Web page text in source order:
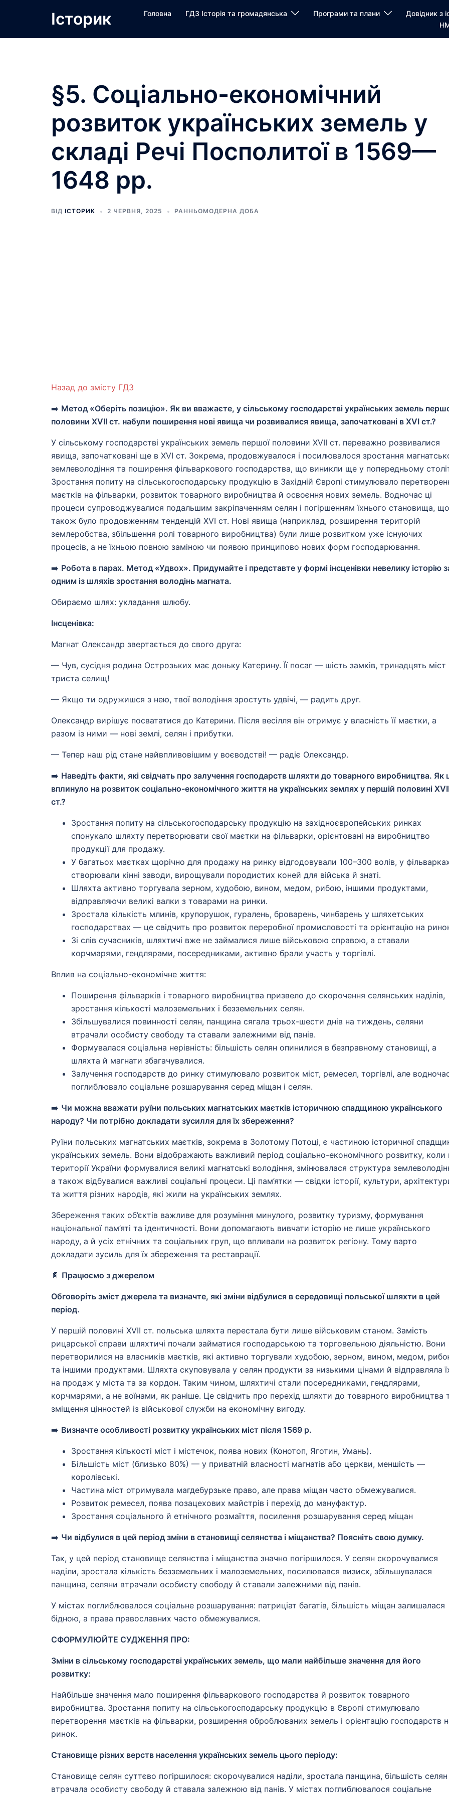
Історик Головна ГДЗ Історія та громадянська Програми та плани
Довідник з
§5. Соціально-економічний
розвиток українських земель у
складі Речі Посполитої в 1569—
1648 рр.
ВІД ІСТОРИК 2 ЧЕРВНЯ, 2025 РАННЬОМОДЕРНА ДОБА
Назад до змісту ГДЗ
➡️ Метод «Оберіть позицію». Як ви вважаєте, у сільському господарстві українських земель
половини XVII ст. набули поширення нові явища чи розвивалися явища, започатковані в XVI ст.?
У сільському господарстві українських земель першої половини XVII ст. переважно розвивалися
явища, започатковані ще в XVI ст. Зокрема, продовжувалося і посилювалося зростання
землеволодіння та поширення фільваркового господарства, що виникли ще у попередньому
Зростання попиту на сільськогосподарську продукцію в Західній Європі стимулювало
маєтків на фільварки, розвиток товарного виробництва й освоєння нових земель. Водночас ці
процеси супроводжувалися подальшим закріпаченням селян і погіршенням їхнього становища, що
також було продовженням тенденцій XVI ст. Нові явища (наприклад, розширення територій
землеробства, збільшення ролі товарного виробництва) були лише розвитком уже існуючих
процесів, а не їхньою повною заміною чи появою принципово нових форм господарювання.
➡️ Робота в парах. Метод «Удвох». Придумайте і представте у формі інсценівки невелику історію
одним із шляхів зростання володінь магната.
Обираємо шлях: укладання шлюбу.
Інсценівка:
Магнат Олександр звертається до свого друга:
— Чув, сусідня родина Острозьких має доньку Катерину. Її посаг — шість замків, тринадцять міст
триста селищ!
— Якщо ти одружишся з нею, твої володіння зростуть удвічі, — радить друг.
Олександр вирішує посвататися до Катерини. Після весілля він отримує у власність її маєтки, а
разом із ними — нові землі, селян і прибутки.
— Тепер наш рід стане найвпливовішим у воєводстві! — радіє Олександр.
➡️ Наведіть факти, які свідчать про залучення господарств шляхти до товарного виробництва. Як
вплинуло на розвиток соціально-економічного життя на українських землях у першій половині
ст.?
Зростання попиту на сільськогосподарську продукцію на західноєвропейських ринках
спонукало шляхту перетворювати свої маєтки на фільварки, орієнтовані на виробництво
продукції для продажу.
У багатьох маєтках щорічно для продажу на ринку відгодовували 100–300 волів, у
створювали кінні заводи, вирощували породистих коней для війська й знаті.
Шляхта активно торгувала зерном, худобою, вином, медом, рибою, іншими продуктами,
відправляючи великі валки з товарами на ринки.
Зростала кількість млинів, крупорушок, гуралень, броварень, чинбарень у шляхетських
господарствах — це свідчить про розвиток переробної промисловості та орієнтацію на
Зі слів сучасників, шляхтичі вже не займалися лише військовою справою, а ставали
корчмарями, гендлярами, посередниками, активно брали участь у торгівлі.
Вплив на соціально-економічне життя:
Поширення фільварків і товарного виробництва призвело до скорочення селянських наділів,
зростання кількості малоземельних і безземельних селян.
Збільшувалися повинності селян, панщина сягала трьох-шести днів на тиждень, селяни
втрачали особисту свободу та ставали залежними від панів.
Формувалася соціальна нерівність: більшість селян опинилися в безправному становищі, а
шляхта й магнати збагачувалися.
Залучення господарств до ринку стимулювало розвиток міст, ремесел, торгівлі, але
поглиблювало соціальне розшарування серед міщан і селян.
➡️ Чи можна вважати руїни польських магнатських маєтків історичною спадщиною українського
народу? Чи потрібно докладати зусилля для їх збереження?
Руїни польських магнатських маєтків, зокрема в Золотому Потоці, є частиною історичної
українських земель. Вони відображають важливий період соціально-економічного розвитку, коли
території України формувалися великі магнатські володіння, змінювалася структура
а також відбувалися важливі соціальні процеси. Ці пам’ятки — свідки історії, культури,
та життя різних народів, які жили на українських землях.
Збереження таких об’єктів важливе для розуміння минулого, розвитку туризму, формування
національної пам’яті та ідентичності. Вони допомагають вивчати історію не лише українського
народу, а й усіх етнічних та соціальних груп, що впливали на розвиток регіону. Тому варто
докладати зусиль для їх збереження та реставрації.
📄 Працюємо з джерелом
Обговоріть зміст джерела та визначте, які зміни відбулися в середовищі польської шляхти в цей
період.
У першій половині XVII ст. польська шляхта перестала бути лише військовим станом. Замість
рицарської справи шляхтичі почали займатися господарською та торговельною діяльністю. Вони
перетворилися на власників маєтків, які активно торгували худобою, зерном, вином, медом,
та іншими продуктами. Шляхта скуповувала у селян продукти за низькими цінами й відправляла
на продаж у міста та за кордон. Таким чином, шляхтичі стали посередниками, гендлярами,
корчмарями, а не воїнами, як раніше. Це свідчить про перехід шляхти до товарного виробництва
зміщення цінностей із військової служби на економічну вигоду.
➡️ Визначте особливості розвитку українських міст після 1569 р.
Зростання кількості міст і містечок, поява нових (Конотоп, Яготин, Умань).
Більшість міст (близько 80%) — у приватній власності магнатів або церкви, меншість —
королівські.
Частина міст отримувала магдебурзьке право, але права міщан часто обмежувалися.
Розвиток ремесел, поява позацехових майстрів і перехід до мануфактур.
Зростання соціального й етнічного розмаїття, посилення розшарування серед міщан
➡️ Чи відбулися в цей період зміни в становищі селянства і міщанства? Поясніть свою думку.
Так, у цей період становище селянства і міщанства значно погіршилося. У селян скорочувалися
наділи, зростала кількість безземельних і малоземельних, посилювався визиск, збільшувалася
панщина, селяни втрачали особисту свободу й ставали залежними від панів.
У містах поглиблювалося соціальне розшарування: патриціат багатів, більшість міщан залишалася
бідною, а права православних часто обмежувалися.
СФОРМУЛЮЙТЕ СУДЖЕННЯ ПРО:
Зміни в сільському господарстві українських земель, що мали найбільше значення для його
розвитку:
Найбільше значення мало поширення фільваркового господарства й розвиток товарного
виробництва. Зростання попиту на сільськогосподарську продукцію в Європі стимулювало
перетворення маєтків на фільварки, розширення оброблюваних земель і орієнтацію господарств
ринок.
Становище різних верств населення українських земель цього періоду:
Становище селян суттєво погіршилося: скорочувалися наділи, зростала панщина, більшість селян
втрачала особисту свободу й ставала залежною від панів. У містах поглиблювалося соціальне